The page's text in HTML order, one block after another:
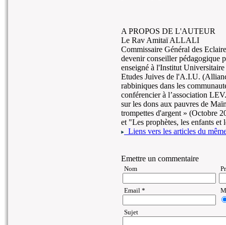
A PROPOS DE L'AUTEUR
Le Rav Amitaï ALLALI
Commissaire Général des
devenir conseiller pédagogique
enseigné à l'Institut
Etudes Juives de l'A.I.U.
rabbiniques dans les
conférencier à l’association
sur les dons aux pauvres de
trompettes d'argent » (Octobre
et "Les prophètes, les enfants
Liens vers les articles du
Emettre un commentaire
Nom
Email *
Sujet